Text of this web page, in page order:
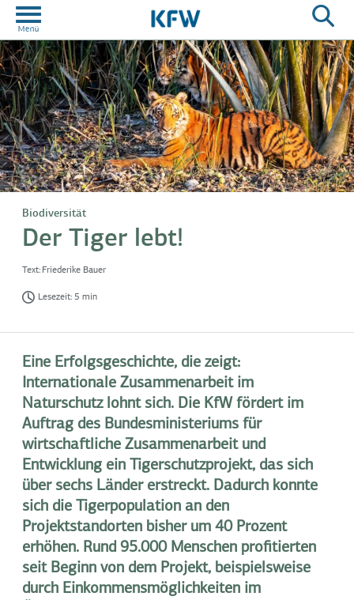
Biodiversität
Der Tiger lebt!
Text: Friederike Bauer
Lesezeit: 5 min
Eine Erfolgsgeschichte, die zeigt:
Internationale Zusammenarbeit im
Naturschutz lohnt sich. Die KfW fördert im
Auftrag des Bundesministeriums für
wirtschaftliche Zusammenarbeit und
Entwicklung ein Tigerschutzprojekt, das sich
über sechs Länder erstreckt. Dadurch konnte
sich die Tigerpopulation an den
Projektstandorten bisher um 40 Prozent
erhöhen. Rund 95.000 Menschen profitierten
seit Beginn von dem Projekt, beispielsweise
durch Einkommensmöglichkeiten im